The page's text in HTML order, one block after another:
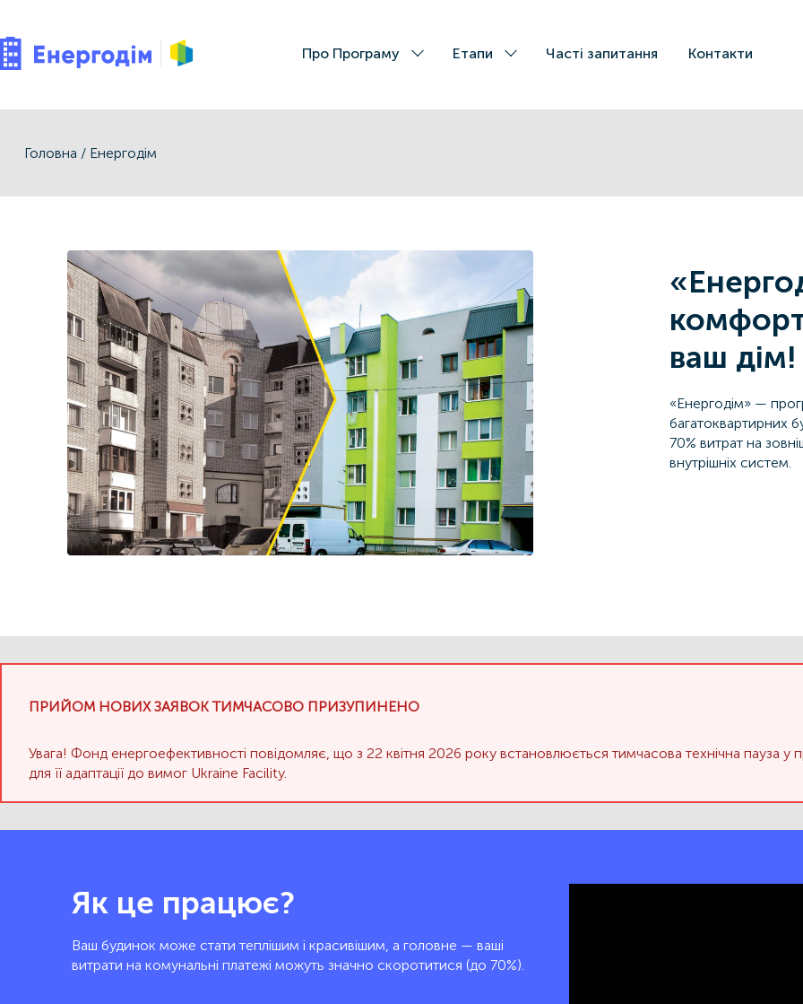
Про Програму Етапи Частi запитання Контакти
Головна / Енергодім
ваш дім!
«Енергодім» —
багатоквартирних
70% витрат на
внутрішніх систем.
ПРИЙОМ НОВИХ ЗАЯВОК ТИМЧАСОВО ПРИЗУПИНЕНО
Увага! Фонд енергоефективності повідомляє, що з 22 квітня 2026 року встановлюється тимчасова технічна пауза
для її адаптації до вимог Ukraine Facility.
Як це працює?
Ваш будинок може стати теплішим і красивішим, а головне — ваші
витрати на комунальні платежі можуть значно скоротитися (до 70%).